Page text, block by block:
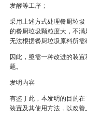
发酵等工序；
采用上述方式处理餐厨垃
的餐厨垃圾颗粒度大，不满
无法根据餐厨垃圾原料所需
因此，亟需一种改进的装
题。
发明内容
有鉴于此，本发明的目的
装置及其使用方法，以改善